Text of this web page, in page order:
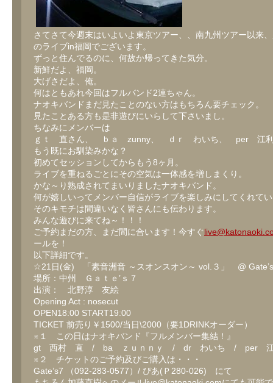
さてさて今週末はいよいよ東京ツアー、、南九州ツアー以来
のライブin福岡でございます。
ずっと住んでるのに、何故か帰ってきた気分。
新鮮だよ、福岡。
大げさだよ、俺。
何はともあれ今回はフルバンド2連ちゃん。
ナオキバンドまだ見たことのない方はもちろん要チェック。
見たことある方も是非遊びにいらして下さいまし。
ちなみにメンバーは
ｇｔ 直さん、 ｂａ zunny、 ｄｒ わいち、 per 江利
もう既にお馴染みかな？
初めてセッションしてからもう8ヶ月。
ライブを重ねるごとにその空気は一体感を増しまくり。
かな～り熟成されてまいりましたナオキバンド。
何が嬉しいってメンバー自信がライブを楽しみにしてくれて
そのキモチは間違いなく皆さんにも伝わります。
みんな遊びに来てね～！！！
ご予約まだの方、まだ間に合います！今すぐ
ールを！
以下詳細です。
☆21日(金) 「素音洲音 ～スオンスオン～ vol.３」 @
場所：中州 Ｇａｔｅ’ｓ７
出演： 北野淳 友絵
Opening Act : nosecut
OPEN18:00 START19:00
TICKET 前売り￥1500/当日\2000（要1DRINKオーダー）
※１ この日はナオキバンド『フルメンバー集結！』
gt 西村 直 / ba ｚｕｎｎｙ / dr わいち / per 江
※２ チケットのご予約及びご購入は・・・
Gate’s7 （092-283-0577）/ ぴあ(Ｐ280-026) にて